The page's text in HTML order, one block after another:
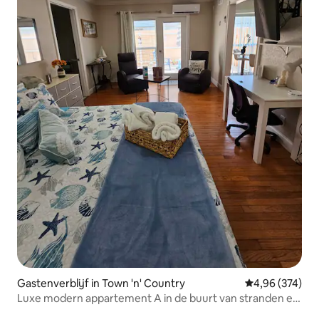
Gastenverblijf in Town 'n' Country Gemiddelde
4,96 (374)
Luxe modern appartement A in de buurt van stranden en